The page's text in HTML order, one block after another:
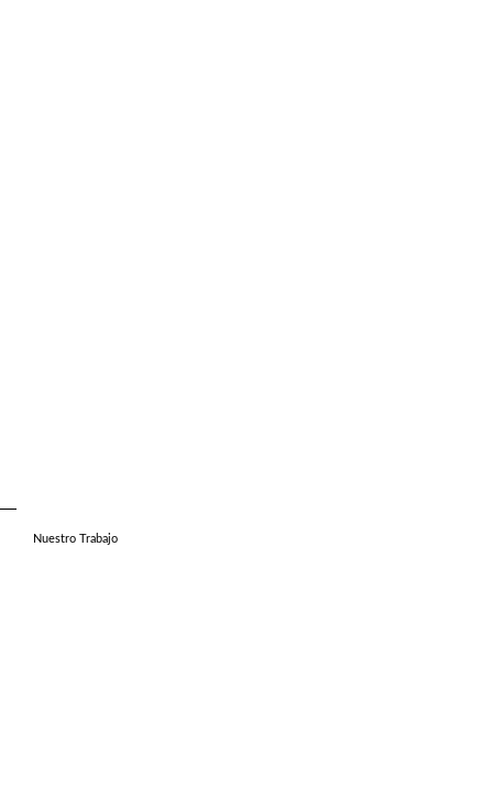
Nuestro Trabajo